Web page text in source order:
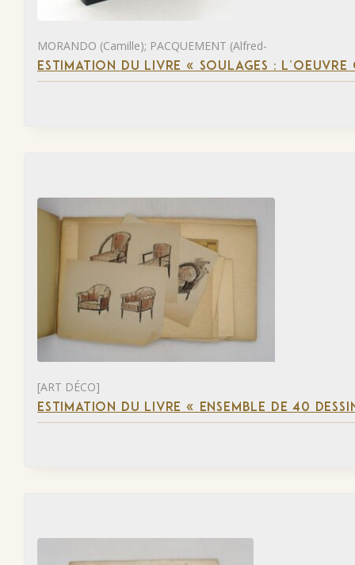
MORANDO (Camille); PACQUEMENT (Alfred-
ESTIMATION DU LIVRE « SOULAGES :
[ART DÉCO]
ESTIMATION DU LIVRE « ENSEMBLE DE 40